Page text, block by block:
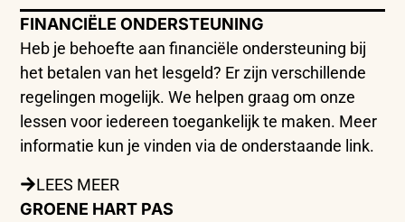
FINANCIËLE ONDERSTEUNING
Heb je behoefte aan financiële ondersteuning bij
het betalen van het lesgeld? Er zijn verschillende
regelingen mogelijk. We helpen graag om onze
lessen voor iedereen toegankelijk te maken. Meer
informatie kun je vinden via de onderstaande link.
LEES MEER
GROENE HART PAS